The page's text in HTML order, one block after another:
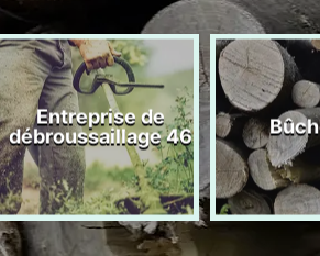
Entreprise de
débroussaillage 46